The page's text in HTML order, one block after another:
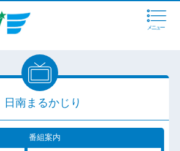
メニュー
日南まるかじり
番組案内